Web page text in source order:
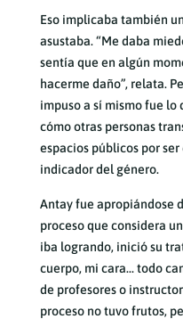
Eso implicaba también
asustaba. “Me daba
sentía que en algún
hacerme daño”, relata.
impuso a sí mismo fue
cómo otras personas
espacios públicos por
indicador del género.
Antay fue apropiándose
proceso que considera
iba logrando, inició su
cuerpo, mi cara… todo
de profesores o
proceso no tuvo frutos,